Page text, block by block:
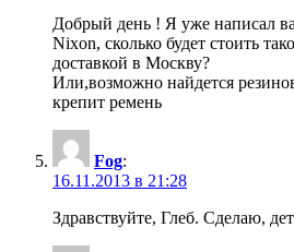
Добрый день ! Я уже написал
Nixon, сколько будет стоить
доставкой в Москву?
Или,возможно найдется
крепит ремень
Fog:
16.11.2013 в 21:28
Здравствуйте, Глеб. Сделаю,